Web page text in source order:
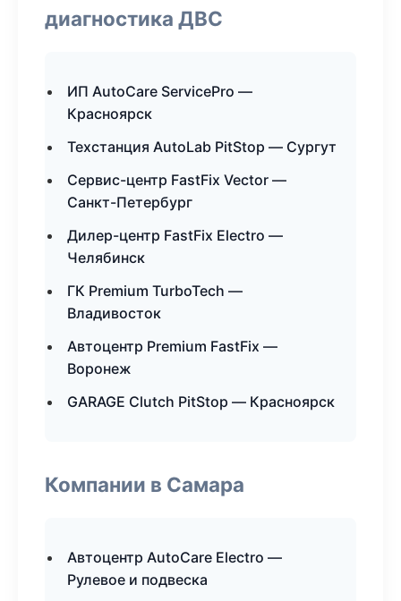
диагностика ДВС
ИП AutoCare ServicePro —
Красноярск
Техстанция AutoLab PitStop — Сургут
Сервис-центр FastFix Vector —
Санкт-Петербург
Дилер-центр FastFix Electro —
Челябинск
ГК Premium TurboTech —
Владивосток
Автоцентр Premium FastFix —
Воронеж
GARAGE Clutch PitStop — Красноярск
Компании в Самара
Автоцентр AutoCare Electro —
Рулевое и подвеска